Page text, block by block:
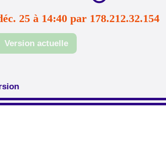
25 à 14:40 par 178.212.32.154
Version actuelle